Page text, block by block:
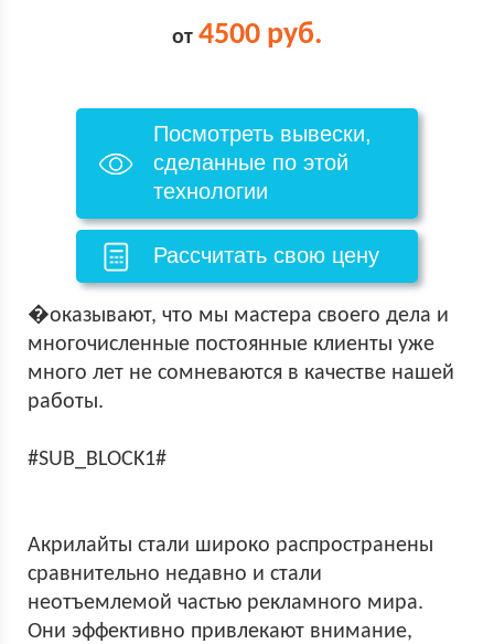
от 4500 руб.
Посмотреть вывески,
сделанные по этой
технологии
Рассчитать свою цену
�оказывают, что мы мастера своего дела и
многочисленные постоянные клиенты уже
много лет не сомневаются в качестве нашей
работы.
#SUB_BLOCK1#
Акрилайты стали широко распространены
сравнительно недавно и стали
неотъемлемой частью рекламного мира.
Они эффективно привлекают внимание,